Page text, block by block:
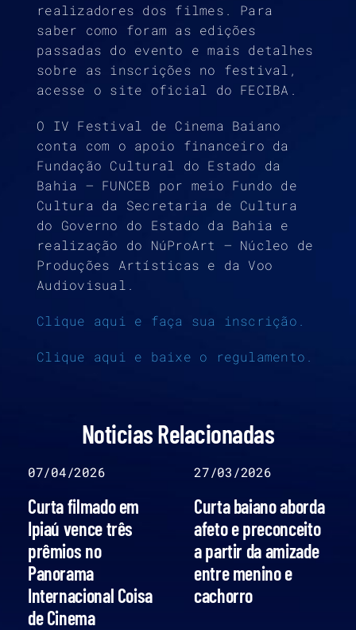
realizadores dos filmes. Para
saber como foram as edições
passadas do evento e mais detalhes
sobre as inscrições no festival,
acesse o site oficial do FECIBA.
O IV Festival de Cinema Baiano
conta com o apoio financeiro da
Fundação Cultural do Estado da
Bahia – FUNCEB por meio Fundo de
Cultura da Secretaria de Cultura
do Governo do Estado da Bahia e
realização do NúProArt – Núcleo de
Produções Artísticas e da Voo
Audiovisual.
Clique aqui e faça sua inscrição.
Clique aqui e baixe o regulamento.
Noticias Relacionadas
07/04/2026
Curta filmado em
Ipiaú vence três
prêmios no
Panorama
Internacional Coisa
de Cinema
27/03/2026
Curta baiano aborda
afeto e preconceito
a partir da amizade
entre menino e
cachorro